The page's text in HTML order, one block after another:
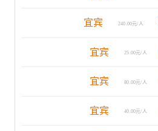
宜宾 240.00元/人
宜宾 25.00元/人
宜宾 80.00元/人
宜宾 40.00元/人